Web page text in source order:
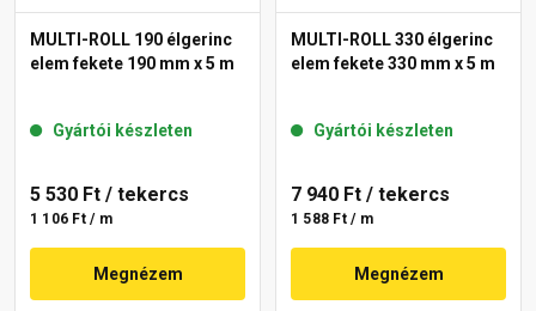
MULTI-ROLL 190 élgerinc
elem fekete 190 mm x 5 m
Gyártói készleten
5 530 Ft / tekercs
1 106 Ft / m
Megnézem
MULTI-ROLL 330 élgerinc
elem fekete 330 mm x 5 m
Gyártói készleten
7 940 Ft / tekercs
1 588 Ft / m
Megnézem